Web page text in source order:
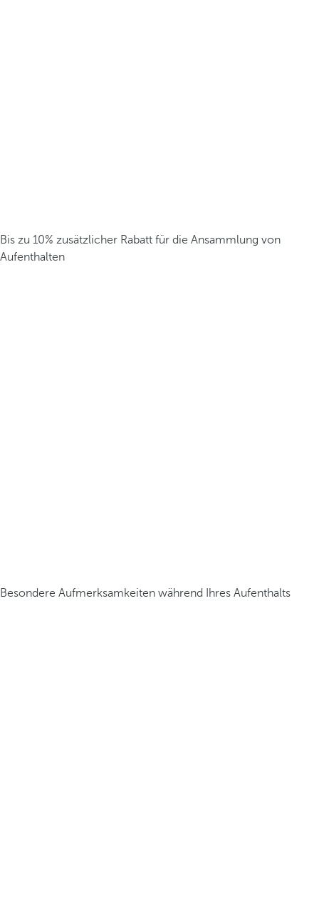
Bis zu 10% zusätzlicher Rabatt für die Ansammlung von
Aufenthalten
Besondere Aufmerksamkeiten während Ihres Aufenthalts